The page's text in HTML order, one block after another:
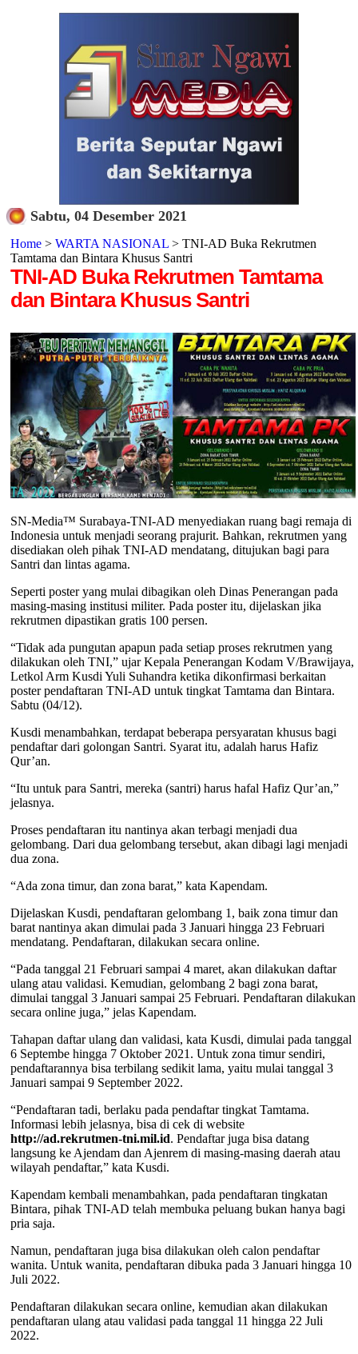
Sabtu, 04 Desember 2021
Home> WARTA NASIONAL> TNI-AD Buka Rekrutmen
Tamtama dan Bintara Khusus Santri
TNI-AD Buka Rekrutmen Tamtama
dan Bintara Khusus Santri
SN-Media™ Surabaya-TNI-AD menyediakan ruang bagi remaja di
Indonesia untuk menjadi seorang prajurit. Bahkan, rekrutmen yang
disediakan oleh pihak TNI-AD mendatang, ditujukan bagi para
Santri dan lintas agama.
Seperti poster yang mulai dibagikan oleh Dinas Penerangan pada
masing-masing institusi militer. Pada poster itu, dijelaskan jika
rekrutmen dipastikan gratis 100 persen.
“Tidak ada pungutan apapun pada setiap proses rekrutmen yang
dilakukan oleh TNI,” ujar Kepala Penerangan Kodam V/Brawijaya,
Letkol Arm Kusdi Yuli Suhandra ketika dikonfirmasi berkaitan
poster pendaftaran TNI-AD untuk tingkat Tamtama dan Bintara.
Sabtu (04/12).
Kusdi menambahkan, terdapat beberapa persyaratan khusus bagi
pendaftar dari golongan Santri. Syarat itu, adalah harus Hafiz
Qur’an.
“Itu untuk para Santri, mereka (santri) harus hafal Hafiz Qur’an,”
jelasnya.
Proses pendaftaran itu nantinya akan terbagi menjadi dua
gelombang. Dari dua gelombang tersebut, akan dibagi lagi menjadi
dua zona.
“Ada zona timur, dan zona barat,” kata Kapendam.
Dijelaskan Kusdi, pendaftaran gelombang 1, baik zona timur dan
barat nantinya akan dimulai pada 3 Januari hingga 23 Februari
mendatang. Pendaftaran, dilakukan secara online.
“Pada tanggal 21 Februari sampai 4 maret, akan dilakukan daftar
ulang atau validasi. Kemudian, gelombang 2 bagi zona barat,
dimulai tanggal 3 Januari sampai 25 Februari. Pendaftaran dilakukan
secara online juga,” jelas Kapendam.
Tahapan daftar ulang dan validasi, kata Kusdi, dimulai pada tanggal
6 Septembe hingga 7 Oktober 2021. Untuk zona timur sendiri,
pendaftarannya bisa terbilang sedikit lama, yaitu mulai tanggal 3
Januari sampai 9 September 2022.
“Pendaftaran tadi, berlaku pada pendaftar tingkat Tamtama.
Informasi lebih jelasnya, bisa di cek di website
http://ad.rekrutmen-tni.mil.id. Pendaftar juga bisa datang
langsung ke Ajendam dan Ajenrem di masing-masing daerah atau
wilayah pendaftar,” kata Kusdi.
Kapendam kembali menambahkan, pada pendaftaran tingkatan
Bintara, pihak TNI-AD telah membuka peluang bukan hanya bagi
pria saja.
Namun, pendaftaran juga bisa dilakukan oleh calon pendaftar
wanita. Untuk wanita, pendaftaran dibuka pada 3 Januari hingga 10
Juli 2022.
Pendaftaran dilakukan secara online, kemudian akan dilakukan
pendaftaran ulang atau validasi pada tanggal 11 hingga 22 Juli
2022.